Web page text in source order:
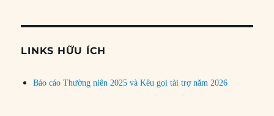
đề
LINKS HỮU ÍCH
Báo cáo Thường niên 2025 và Kêu gọi tài trợ năm 2026